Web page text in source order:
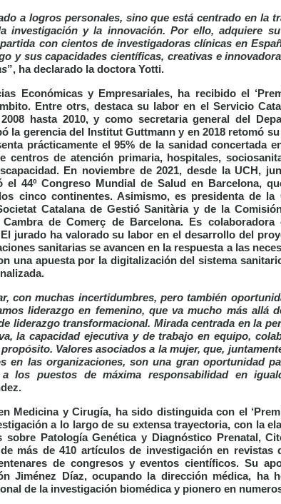
a logros personales, sino que está centrado en la
investigación y la innovación. Por ello, adquiere
con cientos de investigadoras clínicas en
y sus capacidades científicas, creativas e
”, ha declarado la doctora Yotti.
Económicas y Empresariales, ha recibido el
Entre otrs, destaca su labor en el Servicio
hasta 2010, y como secretaria general del
la gerencia del Institut Guttmann y en 2018 retomó
prácticamente el 95% de la sanidad concertada
centros de atención primaria, hospitales,
En noviembre de 2021, desde la UCH,
el 44º Congreso Mundial de Salud en Barcelona,
cinco continentes. Asimismo, es presidenta de la
Catalana de Gestió Sanitària y de la
de Comerç de Barcelona. Es
jurado ha valorado su labor en el desarrollo del
sanitarias se avancen en la respuesta a las
una apuesta por la digitalización del sistema
con muchas incertidumbres, pero también
liderazgo en femenino, que va mucho más allá
liderazgo transformacional. Mirada centrada en la
la capacidad ejecutiva y de trabajo en equipo,
Valores asociados a la mujer, que,
en las organizaciones, son una gran oportunidad
los puestos de máxima responsabilidad en
Medicina y Cirugía, ha sido distinguida con el ‘
a lo largo de su extensa trayectoria, con la
Patología Genética y Diagnóstico Prenatal,
más de 410 artículos de investigación en revistas
de congresos y eventos científicos. Su
Jiménez Díaz, ocupando la dirección médica, ha
de la investigación biomédica y pionero en